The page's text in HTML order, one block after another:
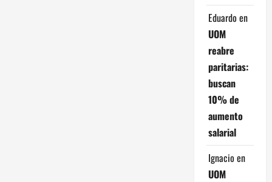
Eduardo en
UOM
reabre
paritarias:
buscan
10% de
aumento
salarial
Ignacio en
UOM